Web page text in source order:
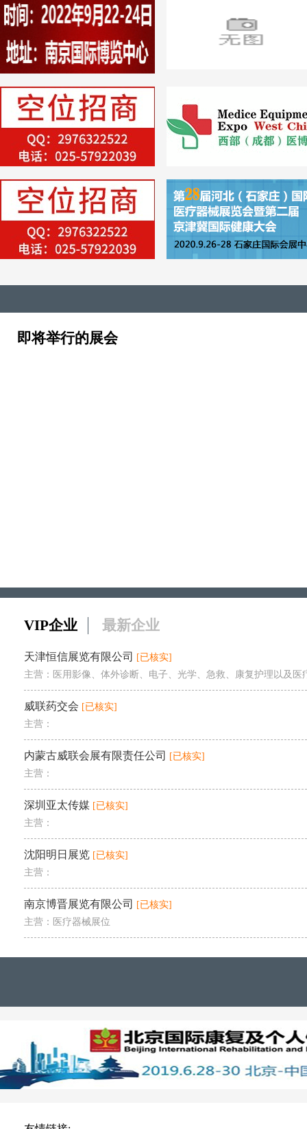
即将举行的展会
VIP企业 最新企业
天津恒信展览有限公司 [已核实]
威联药交会 [已核实]
主营：
内蒙古威联会展有限责任公司
[已核实]
主营：
深圳亚太传媒 [已核实]
主营：
沈阳明日展览 [已核实]
主营：
南京博晋展览有限公司
[已核实]
主营：医疗器械展位